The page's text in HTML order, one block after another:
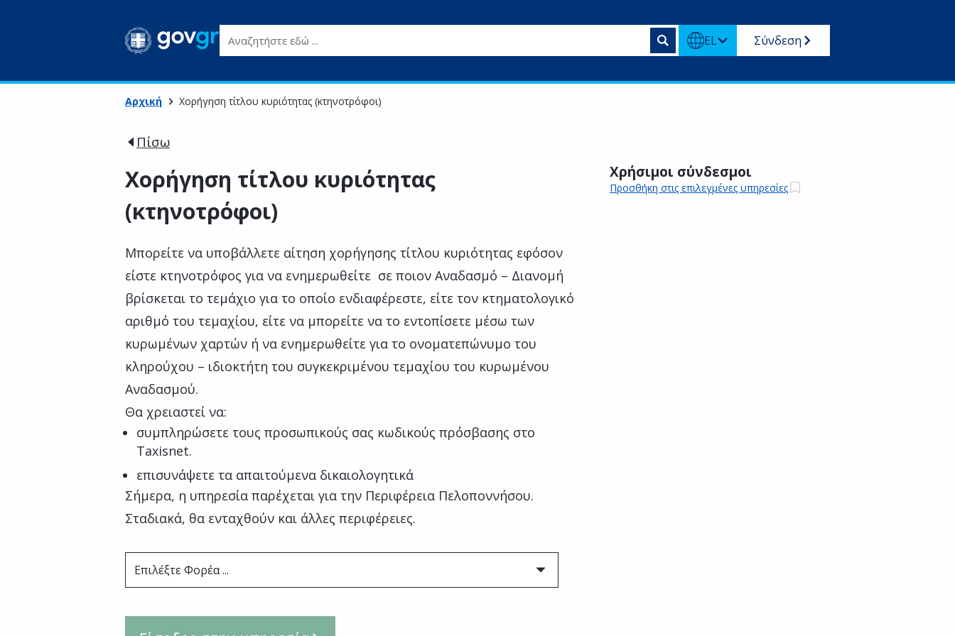
Αναζητήστε εδώ ... EL Σύνδεση
Αρχική Χορήγηση τίτλου κυριότητας (κτηνοτρόφοι)
Πίσω
Χορήγηση τίτλου κυριότητας
(κτηνοτρόφοι)
Μπορείτε να υποβάλλετε αίτηση χορήγησης τίτλου κυριότητας εφόσον
είστε κτηνοτρόφος για να ενημερωθείτε σε ποιον Αναδασμό – Διανομή
βρίσκεται το τεμάχιο για το οποίο ενδιαφέρεστε, είτε τον κτηματολογικό
αριθμό του τεμαχίου, είτε να μπορείτε να το εντοπίσετε μέσω των
κυρωμένων χαρτών ή να ενημερωθείτε για το ονοματεπώνυμο του
κληρούχου – ιδιοκτήτη του συγκεκριμένου τεμαχίου του κυρωμένου
Αναδασμού.
Θα χρειαστεί να:
συμπληρώσετε τους προσωπικούς σας κωδικούς πρόσβασης στο
Taxisnet.
επισυνάψετε τα απαιτούμενα δικαιολογητικά
Σήμερα, η υπηρεσία παρέχεται για την Περιφέρεια Πελοποννήσου.
Σταδιακά, θα ενταχθούν και άλλες περιφέρειες.
Επιλέξτε Φορέα ...
Χρήσιμοι σύνδεσμοι
Προσθήκη στις επιλεγμένες υπηρεσίες